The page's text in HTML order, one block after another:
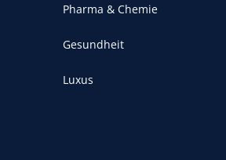
Pharma & Chemie
Gesundheit
Luxus